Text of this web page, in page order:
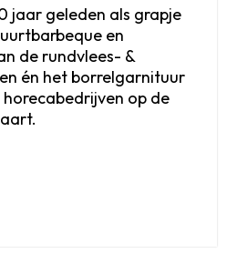
jaar geleden als grapje
en
de rundvlees- &
én het borrelgarnituur
op de